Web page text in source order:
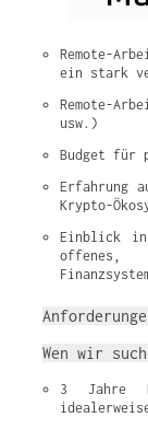
Remote-
ein stark
Remote-
usw.)
Budget für
Erfahrung
Krypto-
Einblick in
offenes,
Wen wir
3 Jahre